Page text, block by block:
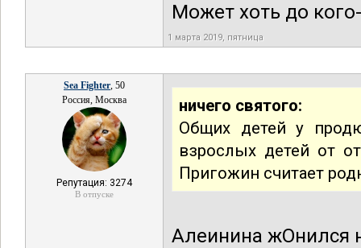
Может хоть до
1 марта 2019, пятница
Sea Fighter, 50
Россия, Москва
Репутация: 3274
В отпуске
ничего святого:
Общих детей у
взрослых детей от
Пригожин считает
Алеинина жОнился